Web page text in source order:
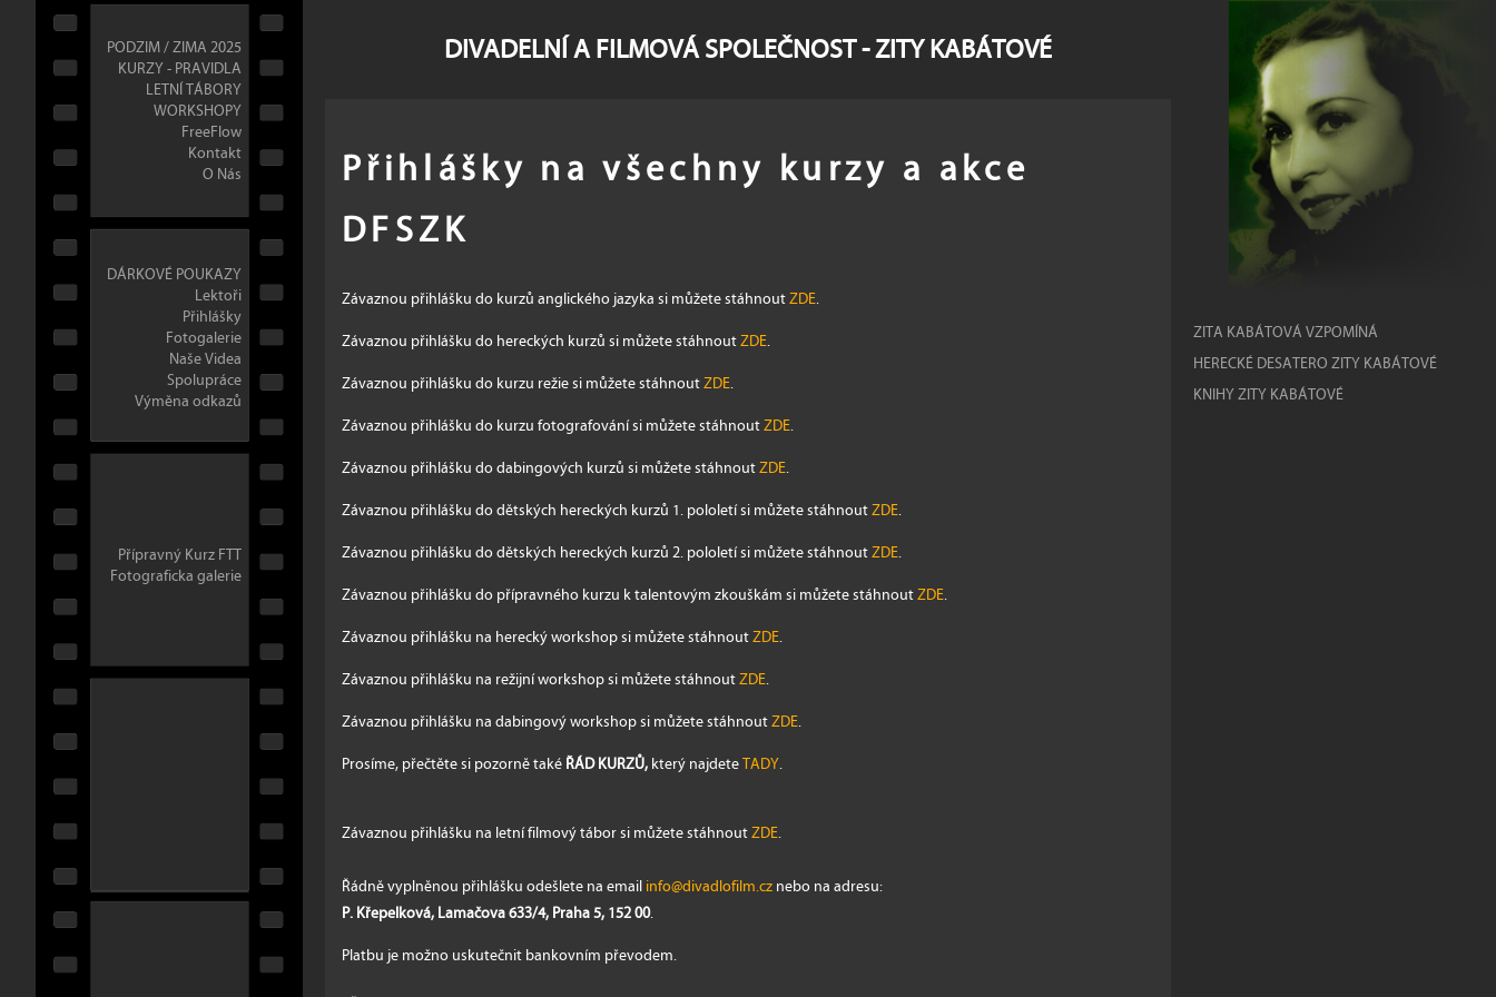
PODZIM / ZIMA 2025
KURZY - PRAVIDLA
LETNÍ TÁBORY
WORKSHOPY
FreeFlow
Kontakt
O Nás
DÁRKOVÉ POUKAZY
Lektoři
Přihlášky
Fotogalerie
Naše Videa
Spolupráce
Výměna odkazů
Přípravný Kurz FTT
Fotograficka galerie
DIVADELNÍ A FILMOVÁ SPOLEČNOST - ZITY KABÁTOVÉ
Přihlášky na všechny kurzy a akce
DFSZK
Závaznou přihlášku do kurzů anglického jazyka si můžete stáhnoutZDE.
Závaznou přihlášku do hereckých kurzů si můžete stáhnoutZDE.
Závaznou přihlášku do kurzu režie si můžete stáhnoutZDE.
Závaznou přihlášku do kurzu fotografování si můžete stáhnoutZDE.
Závaznou přihlášku do dabingových kurzů si můžete stáhnoutZDE.
Závaznou přihlášku do dětských hereckých kurzů 1. pololetí si můžete stáhnoutZDE.
Závaznou přihlášku do dětských hereckých kurzů 2. pololetí si můžete stáhnoutZDE.
Závaznou přihlášku do přípravného kurzu k talentovým zkouškám si můžete stáhnoutZDE.
Závaznou přihlášku na herecký workshop si můžete stáhnoutZDE.
Závaznou přihlášku na režijní workshop si můžete stáhnoutZDE.
Závaznou přihlášku na dabingový workshop si můžete stáhnoutZDE.
Prosíme, přečtěte si pozorně takéŘÁD KURZŮ,který najdeteTADY.
Závaznou přihlášku na letní filmový tábor si můžete stáhnoutZDE.
Řádně vyplněnou přihlášku odešlete na emailinfo@divadlofilm.cznebo na adresu:
P. Křepelková, Lamačova 633/4, Praha 5, 152 00.
Platbu je možno uskutečnit bankovním převodem.
ZITA KABÁTOVÁ VZPOMÍNÁ
HERECKÉ DESATERO ZITY KABÁTOVÉ
KNIHY ZITY KABÁTOVÉ